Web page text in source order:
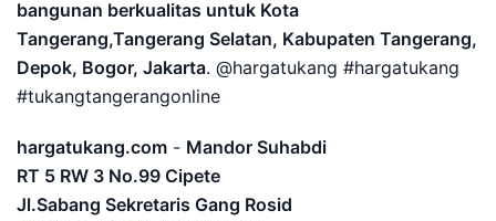
bangunan berkualitas untuk Kota
Tangerang,Tangerang Selatan, Kabupaten Tangerang,
Depok, Bogor, Jakarta. @hargatukang #hargatukang
#tukangtangerangonline
hargatukang.com - Mandor Suhabdi
RT 5 RW 3 No.99 Cipete
Jl.Sabang Sekretaris Gang Rosid